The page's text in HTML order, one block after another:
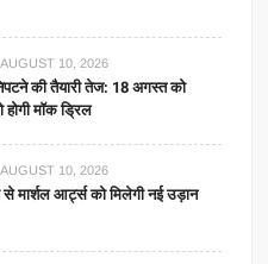
AUGUST 10, 2026
की तैयारी तेज: 18 अगस्त को
मॉक ड्रिल
AUGUST 10, 2026
मार्शल आर्ट्स को मिलेगी नई उड़ान